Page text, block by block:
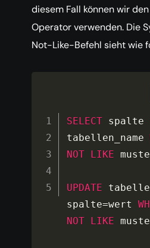
diesem Fall können wir
Operator verwenden. Die
Not-Like-Befehl sieht wie
SELECT spalte
tabellen_name
NOT
LIKE
UPDATE
spalte=wert
NOT
LIKE